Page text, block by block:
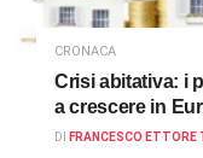
CRONACA
Crisi abitativa: i
a crescere in
DI FRANCESCO ETTORE